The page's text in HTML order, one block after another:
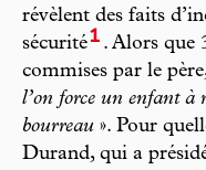
révèlent des faits
sécurité1 . Alors que
commises par le
l’on force un enfant à
bourreau ». Pour
Durand, qui a